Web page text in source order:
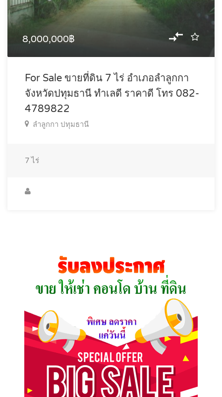
8,000,000฿
For Sale ขายที่ดิน 7 ไร่ อำเภอลำลูกกา
จังหวัดปทุมธานี ทำเลดี ราคาดี โทร 082-
4789822
ลำลูกกา ปทุมธานี
7ไร่